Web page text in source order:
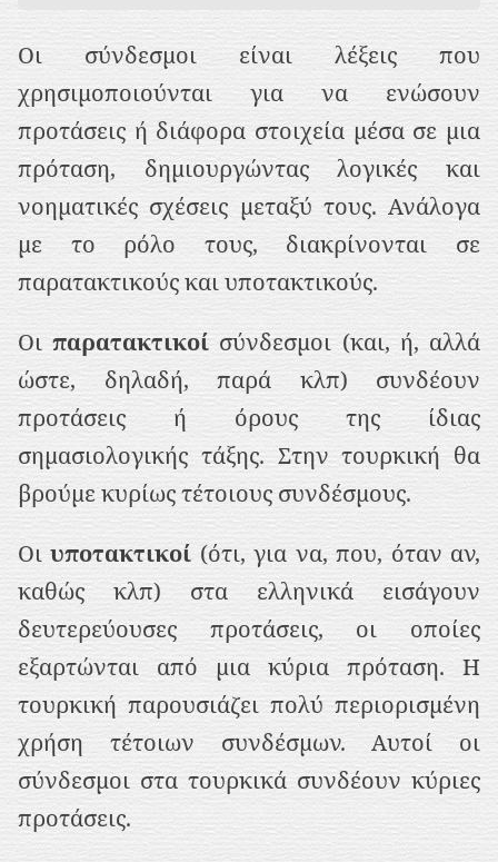
Οι σύνδεσμοι είναι λέξεις που
χρησιμοποιούνται για να ενώσουν
προτάσεις ή διάφορα στοιχεία μέσα σε μια
πρόταση, δημιουργώντας λογικές και
νοηματικές σχέσεις μεταξύ τους. Ανάλογα
με το ρόλο τους, διακρίνονται σε
παρατακτικούς και υποτακτικούς.
Οιπαρατακτικοίσύνδεσμοι (και, ή, αλλά
ώστε, δηλαδή, παρά κλπ) συνδέουν
προτάσεις ή όρους της ίδιας
σημασιολογικής τάξης. Στην τουρκική θα
βρούμε κυρίως τέτοιους συνδέσμους.
Οιυποτακτικοί (ότι, για να, που, όταν αν,
καθώς κλπ) στα ελληνικά εισάγουν
δευτερεύουσες προτάσεις, οι οποίες
εξαρτώνται από μια κύρια πρόταση. Η
τουρκική παρουσιάζει πολύ περιορισμένη
χρήση τέτοιων συνδέσμων. Αυτοί οι
σύνδεσμοι στα τουρκικά συνδέουν κύριες
προτάσεις.